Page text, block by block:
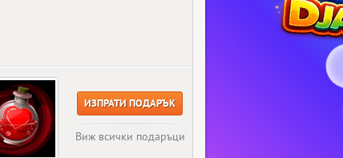
ИЗПРАТИ ПОДАРЪК
Виж всички подаръци